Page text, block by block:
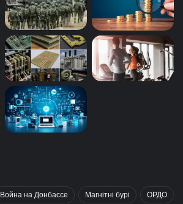
Война на Донбассе Магнітні бурі ОРДО